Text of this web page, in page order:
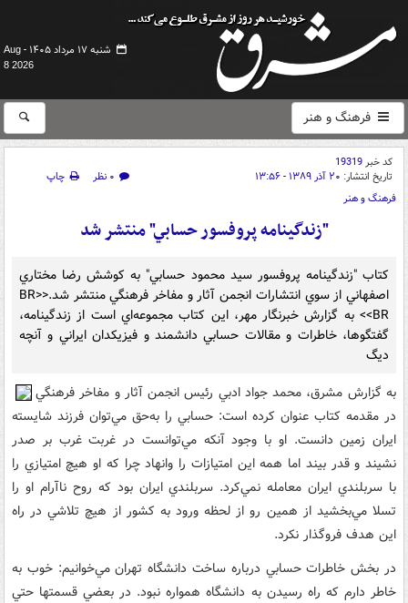
شنبه ۱۷ مرداد ۱۴۰۵ -
Aug
8 2026
فرهنگ و هنر
کد خبر19319
تاریخ انتشار: ۲۰ آذر ۱۳۸۹ - ۱۳:۵۶ ۰ نظر
چاپ
فرهنگ و هنر
"زندگينامه پروفسور حسابي" منتشر شد
کتاب "زندگينامه پروفسور سيد محمود حسابي" به کوشش رضا مختاري
اصفهاني از سوي انتشارات انجمن آثار و مفاخر فرهنگي منتشر شد.<BR>
<BR> به گزارش خبرنگار مهر، اين کتاب مجموعه‌اي است از زندگينامه،
گفتگوها، خاطرات و مقالات حسابي دانشمند و فيزيکدان ايراني و آنچه
ديگ
به گزارش مشرق، محمد جواد ادبي رئيس انجمن آثار و مفاخر فرهنگي
در مقدمه کتاب عنوان کرده است: حسابي را به‌حق مي‌توان فرزند شايسته
ايران زمين دانست. او با وجود آنکه مي‌توانست در غربت غرب بر صدر
نشيند و قدر بيند اما همه اين امتيازات را وانهاد چرا که او هيچ امتيازي را
با سربلندي ايران معامله نمي‌کرد. سربلندي ايران بود که روح ناآرام او را
تسلا مي‌بخشيد از همين رو از لحظه ورود به کشور از هيچ تلاشي در راه
اين هدف فروگذار نکرد.
در بخش خاطرات حسابي درباره ساخت دانشگاه تهران مي‌خوانيم: خوب به
خاطر دارم که راه رسيدن به دانشگاه همواره نبود. در بعضي قسمتها حتي